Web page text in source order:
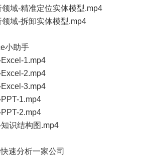
领域-精准定位实体模型.mp4
领域-拆卸实体模型.mp4
小助手
Excel-1.mp4
Excel-2.mp4
Excel-3.mp4
PPT-1.mp4
PPT-2.mp4
知识结构图.mp4
速分析一家公司